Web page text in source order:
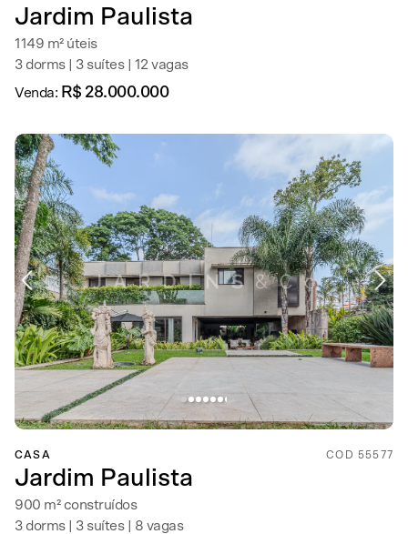
Jardim Paulista
1149 m² úteis
3 dorms | 3 suítes | 12 vagas
Venda: R$ 28.000.000
CASA COD 55577
Jardim Paulista
900 m² construídos
3 dorms | 3 suítes | 8 vagas